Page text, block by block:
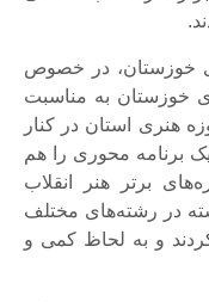
خوزستان، در خصوص
خوزستان به مناسبت
هنری استان در کنار
برنامه محوری را هم
برتر هنر انقلاب
در رشته‌های مختلف
کردند و به لحاظ کمی و